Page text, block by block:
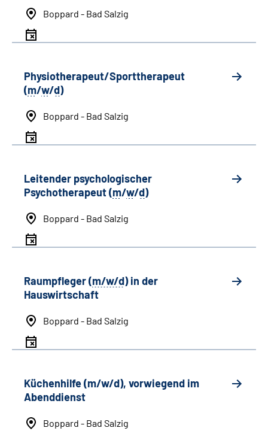
Boppard - Bad Salzig
Physiotherapeut/Sporttherapeut
(m/w/d)
Boppard - Bad Salzig
Leitender psychologischer
Psychotherapeut (m/w/d)
Boppard - Bad Salzig
Raumpfleger (m/w/d) in der
Hauswirtschaft
Boppard - Bad Salzig
Küchenhilfe (m/w/d), vorwiegend im
Abenddienst
Boppard - Bad Salzig